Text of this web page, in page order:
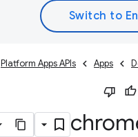
Apps
Platform Apps APIs